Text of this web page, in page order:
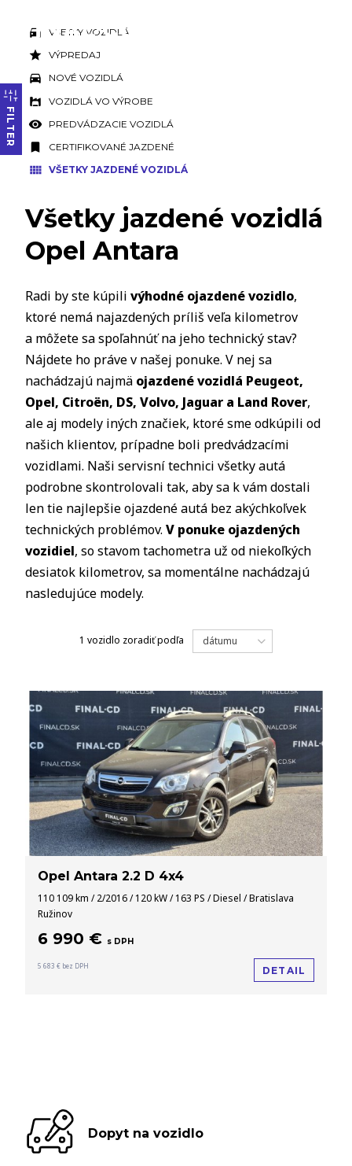
FILTER
VŠETKY VOZIDLÁ
VÝPREDAJ
NOVÉ VOZIDLÁ
VOZIDLÁ VO VÝROBE
PREDVÁDZACIE VOZIDLÁ
CERTIFIKOVANÉ JAZDENÉ
VŠETKY JAZDENÉ VOZIDLÁ
Všetky jazdené vozidlá
Opel Antara
Radi by ste kúpili výhodné ojazdené vozidlo,
ktoré nemá najazdených príliš veľa kilometrov
a môžete sa spoľahnúť na jeho technický stav?
Nájdete ho práve v našej ponuke. V nej sa
nachádzajú najmä ojazdené vozidlá Peugeot,
Opel, Citroën, DS, Volvo, Jaguar a Land Rover,
ale aj modely iných značiek, ktoré sme odkúpili od
našich klientov, prípadne boli predvádzacími
vozidlami. Naši servisní technici všetky autá
podrobne skontrolovali tak, aby sa k vám dostali
len tie najlepšie ojazdené autá bez akýchkoľvek
technických problémov. V ponuke ojazdených
vozidiel, so stavom tachometra už od niekoľkých
desiatok kilometrov, sa momentálne nachádzajú
nasledujúce modely.
1 vozidlo zoradiť podľa dátumu
Opel Antara 2.2 D 4x4
110 109 km / 2/2016 / 120 kW / 163 PS / Diesel / Bratislava
Ružinov
6 990 € s DPH
5 683 € bez DPH DETAIL
Dopyt na vozidlo